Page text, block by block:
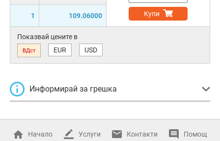
1 109.06000 Купи
Показвай цените в
ВДст EUR USD
Информирай за грешка
Начало Услуги Контакти Помощ